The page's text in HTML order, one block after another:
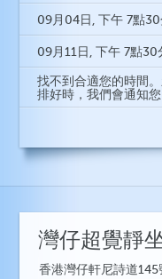
09月04日 , 下午 7點
09月11日 , 下午 7點30
找不到合適您的時間
排好時，我們會通知您
灣仔超覺靜
香港灣仔軒尼詩道